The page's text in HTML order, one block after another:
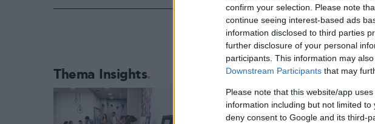
confirm your selection. Please note
continue seeing interest-based ads
information disclosed to third parties
further disclosure of your personal
participants. This information may
Downstream Participants that may
Please note that this website/app
information including but not limited
deny consent to Google and its third-
Thema Insights